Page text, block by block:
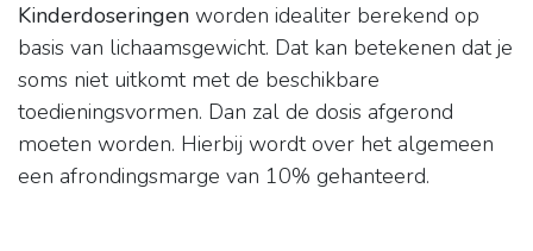
Kinderdoseringen worden idealiter berekend op
basis van lichaamsgewicht. Dat kan betekenen dat je
soms niet uitkomt met de beschikbare
toedieningsvormen. Dan zal de dosis afgerond
moeten worden. Hierbij wordt over het algemeen
een afrondingsmarge van 10% gehanteerd.